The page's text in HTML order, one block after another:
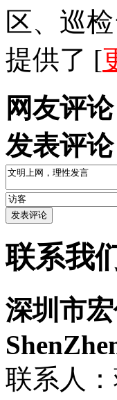
区、巡
提供了 [
网友评论
发表评论
联系我
深圳市
联系人